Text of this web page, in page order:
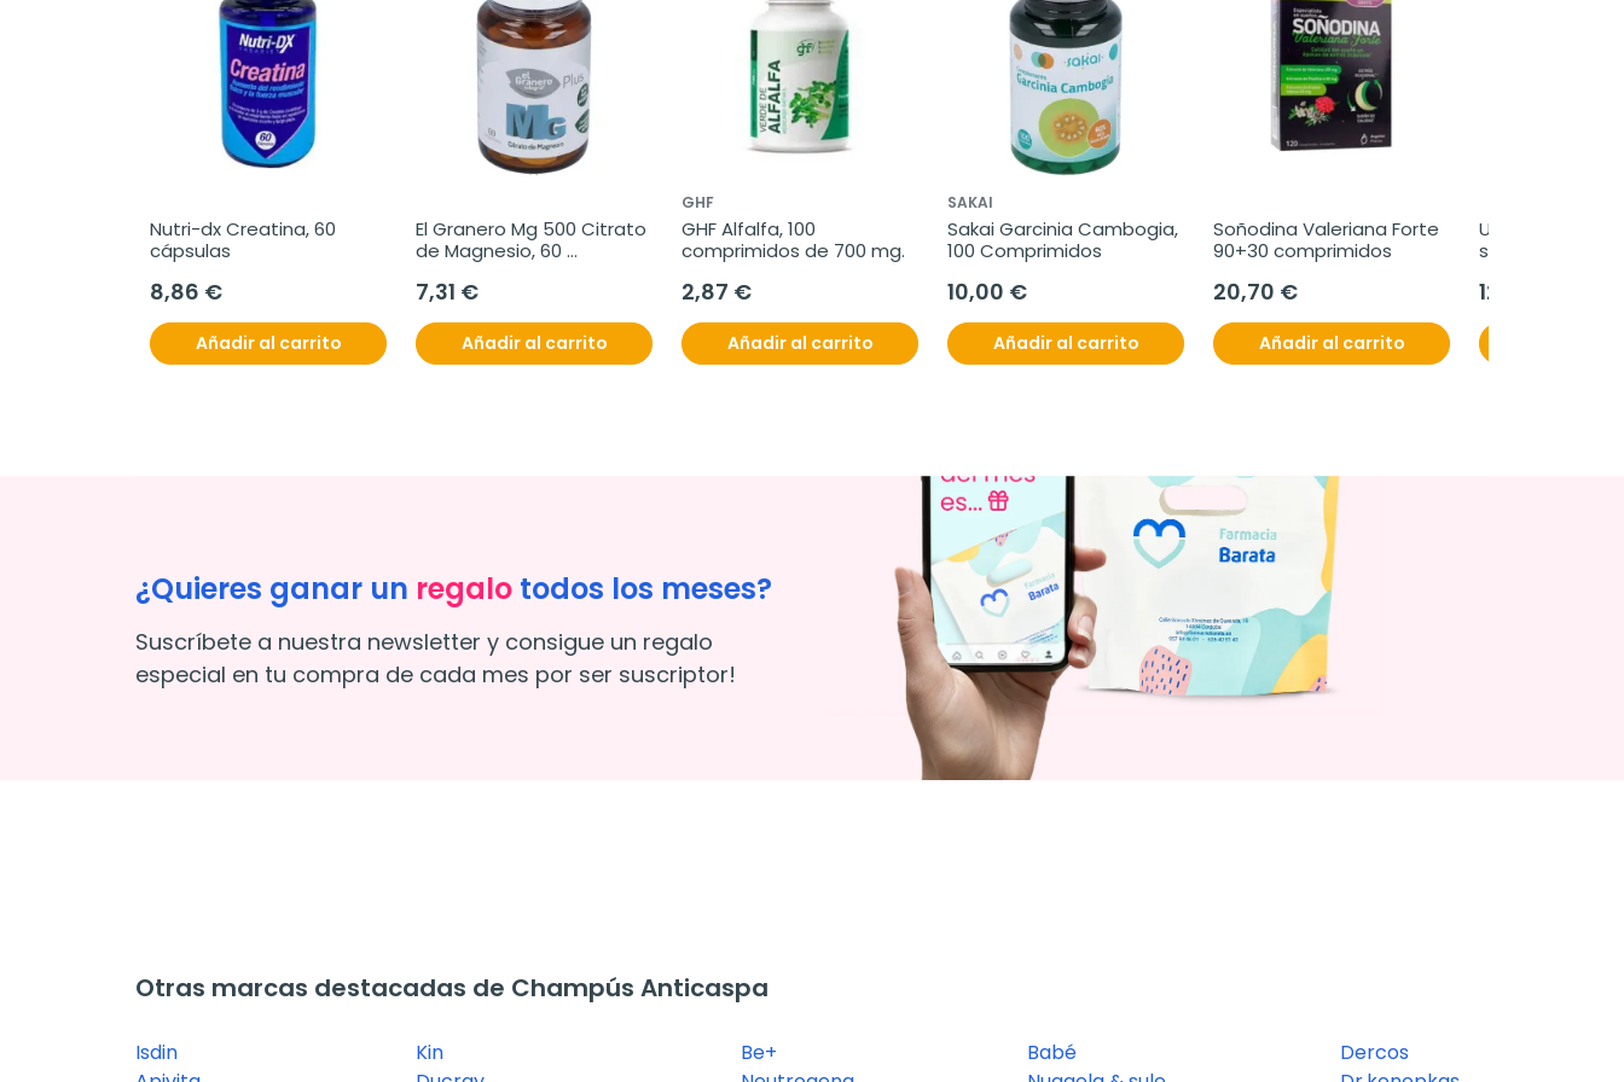
Nutri-dx Creatina, 60
cápsulas
8,86 €
Añadir al carrito
El Granero Mg 500 Citrato
de Magnesio, 60
7,31 €
Añadir al carrito
GHF
GHF Alfalfa, 100
comprimidos de 700 mg.
2,87 €
Añadir al carrito
SAKAI
Sakai Garcinia Cambogia,
100 Comprimidos
10,00 €
Añadir al carrito
Soñodina Valeriana Forte
90+30 comprimidos
20,70 €
Añadir al carrito
Urosens
sobres
12,95 €
¿Quieres ganar un regalo todos los meses?
Suscríbete a nuestra newsletter y consigue un regalo
especial en tu compra de cada mes por ser suscriptor!
Otras marcas destacadas de Champús Anticaspa
Isdin
Kin
Be+
Babé
Dercos